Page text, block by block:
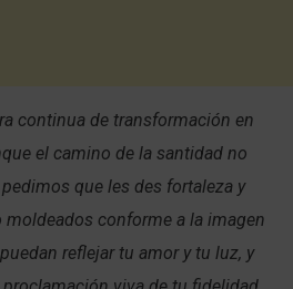
continua de transformación en
el camino de la santidad no
que les des fortaleza y
moldeados conforme a la imagen
reflejar tu amor y tu luz, y